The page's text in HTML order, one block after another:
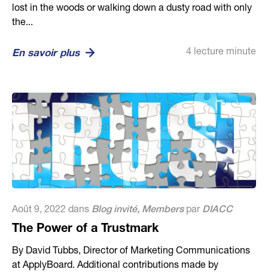
lost in the woods or walking down a dusty road with only
the...
En savoir plus 4 lecture minute
Août 9, 2022 dans Blog invité, Memberspar DIACC
The Power of a Trustmark
By David Tubbs, Director of Marketing Communications
at ApplyBoard. Additional contributions made by